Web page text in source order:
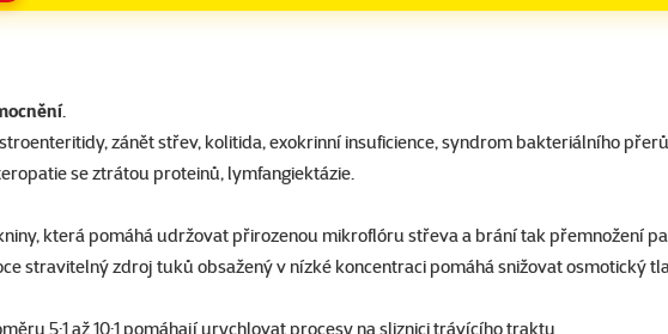
.
zánět střev, kolitida, exokrinní insuficience, syndrom bakteriálního
se ztrátou proteinů, lymfangiektázie.
která pomáhá udržovat přirozenou mikroflóru střeva a brání tak přemnožení
stravitelný zdroj tuků obsažený v nízké koncentraci pomáhá snižovat osmotický
5:1 až 10:1 pomáhají urychlovat procesy na sliznici trávícího traktu